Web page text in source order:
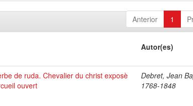
Anterior 1
Autor(es)
de ruda. Chevalier du christ exposè
ouvert
Debret, Jean
1768-1848